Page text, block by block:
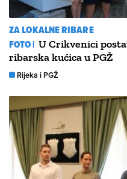
ZA LOKALNE RIBARE
FOTO | U Crikvenici
ribarska kućica u PGŽ
Rijeka i PGŽ